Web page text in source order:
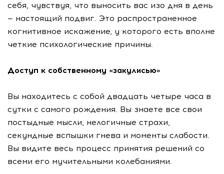
себя, чувствуя, что выносить вас изо дня в день
— настоящий подвиг. Это распространенное
когнитивное искажение, у которого есть вполне
четкие психологические причины.
Доступ к собственному «закулисью»
Вы находитесь с собой двадцать четыре часа в
сутки с самого рождения. Вы знаете все свои
постыдные мысли, нелогичные страхи,
секундные вспышки гнева и моменты слабости.
Вы видите весь процесс принятия решений со
всеми его мучительными колебаниями.